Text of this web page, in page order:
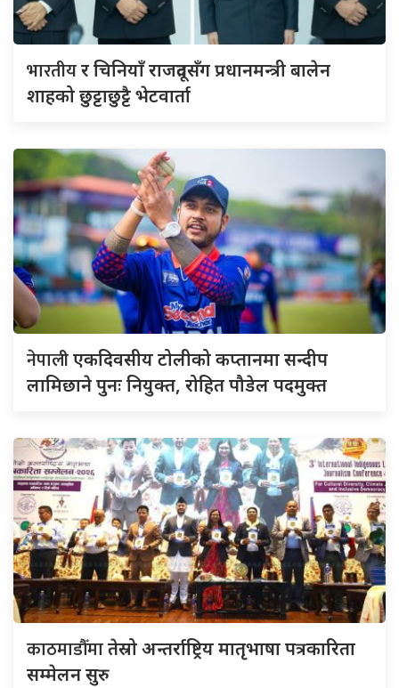
भारतीयर चिनियाँ राजदूतसँग प्रधानमन्त्री बालेन
शाहको छुट्टाछुट्टै भेटवार्ता
नेपालीएकदिवसीय टोलीको कप्तानमा सन्दीप
लामिछाने पुनः नियुक्त, रोहित पौडेल पदमुक्त
काठमाडौँमातेस्रो अन्तर्राष्ट्रिय मातृभाषा पत्रकारिता
सम्मेलन सुरु